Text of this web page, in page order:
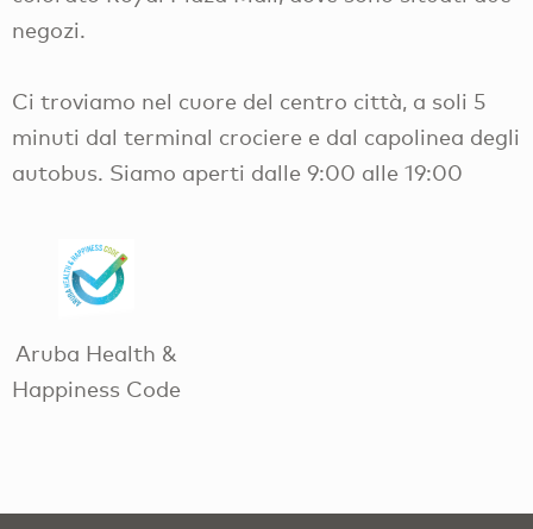
negozi.
Ci troviamo nel cuore del centro città, a soli 5
minuti dal terminal crociere e dal capolinea degli
autobus. Siamo aperti dalle 9:00 alle 19:00
Aruba Health &
Happiness Code